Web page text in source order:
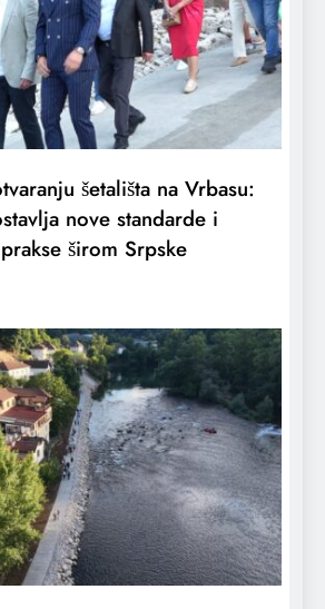
šetališta na Vrbasu:
nove standarde i
širom Srpske